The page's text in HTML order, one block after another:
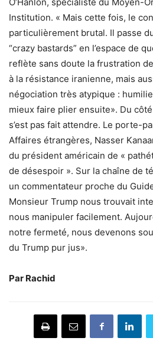
Institution. « Mais cette fois, le
particulièrement brutal. Il passe
“crazy bastards” en l’espace de
reflète sans doute la frustration
à la résistance iranienne, mais
négociation très atypique :
mieux faire plier ensuite». Du
s’est pas fait attendre. Le porte-
Affaires étrangères, Nasser
du président américain de «
de désespoir ». Sur la chaîne de
un commentateur proche du
Monsieur Trump nous trouvait
nous manipuler facilement.
notre fermeté, nous devenons
du Trump pur jus».
Par Rachid